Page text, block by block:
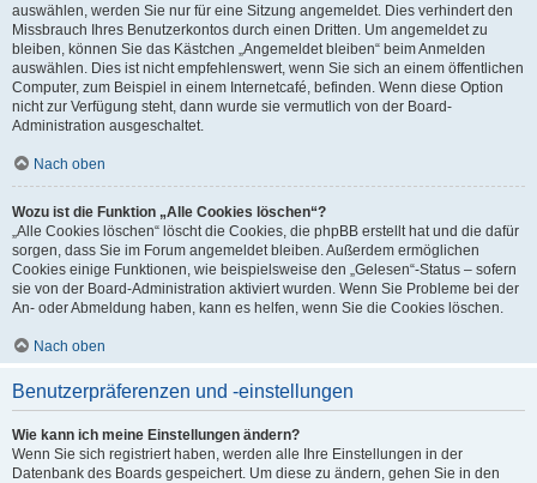
auswählen, werden Sie nur für eine Sitzung angemeldet. Dies verhindert den
Missbrauch Ihres Benutzerkontos durch einen Dritten. Um angemeldet zu
bleiben, können Sie das Kästchen „Angemeldet bleiben“ beim Anmelden
auswählen. Dies ist nicht empfehlenswert, wenn Sie sich an einem öffentlichen
Computer, zum Beispiel in einem Internetcafé, befinden. Wenn diese Option
nicht zur Verfügung steht, dann wurde sie vermutlich von der Board-
Administration ausgeschaltet.
Nach oben
Wozu ist die Funktion „Alle Cookies löschen“?
„Alle Cookies löschen“ löscht die Cookies, die phpBB erstellt hat und die dafür
sorgen, dass Sie im Forum angemeldet bleiben. Außerdem ermöglichen
Cookies einige Funktionen, wie beispielsweise den „Gelesen“-Status – sofern
sie von der Board-Administration aktiviert wurden. Wenn Sie Probleme bei der
An- oder Abmeldung haben, kann es helfen, wenn Sie die Cookies löschen.
Nach oben
Benutzerpräferenzen und -einstellungen
Wie kann ich meine Einstellungen ändern?
Wenn Sie sich registriert haben, werden alle Ihre Einstellungen in der
Datenbank des Boards gespeichert. Um diese zu ändern, gehen Sie in den